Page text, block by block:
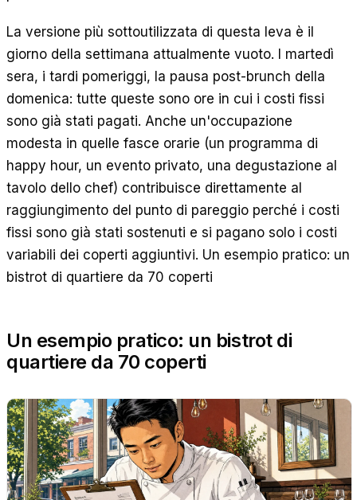
La versione più sottoutilizzata di questa leva è il
giorno della settimana attualmente vuoto. I martedì
sera, i tardi pomeriggi, la pausa post-brunch della
domenica: tutte queste sono ore in cui i costi fissi
sono già stati pagati. Anche un'occupazione
modesta in quelle fasce orarie (un programma di
happy hour, un evento privato, una degustazione al
tavolo dello chef) contribuisce direttamente al
raggiungimento del punto di pareggio perché i costi
fissi sono già stati sostenuti e si pagano solo i costi
variabili dei coperti aggiuntivi. Un esempio pratico: un
bistrot di quartiere da 70 coperti
Un esempio pratico: un bistrot di
quartiere da 70 coperti